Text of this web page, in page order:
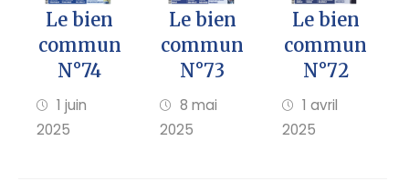
Le bien
commun
N°74
1 juin
2025
Le bien
commun
N°73
8 mai
2025
Le bien
commun
N°72
1 avril
2025